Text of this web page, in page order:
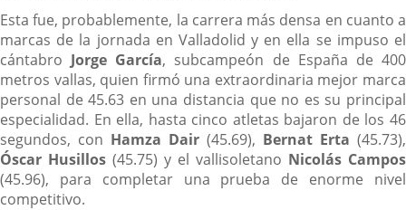
Esta fue, probablemente, la carrera más densa en cuanto a
marcas de la jornada en Valladolid y en ella se impuso el
cántabro Jorge García, subcampeón de España de 400
metros vallas, quien firmó una extraordinaria mejor marca
personal de 45.63 en una distancia que no es su principal
especialidad. En ella, hasta cinco atletas bajaron de los 46
segundos, con Hamza Dair (45.69), Bernat Erta (45.73),
Óscar Husillos (45.75) y el vallisoletano Nicolás Campos
(45.96), para completar una prueba de enorme nivel
competitivo.